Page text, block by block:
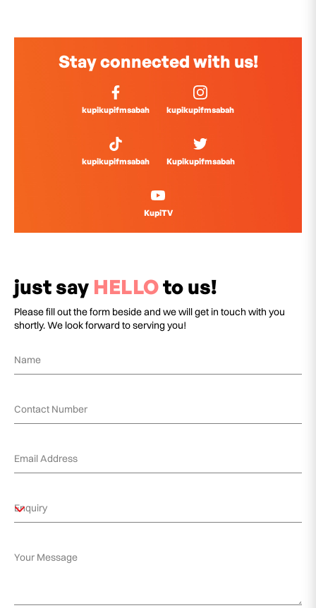
Stay connected with us!
kupikupifmsabah kupikupifmsabah
kupikupifmsabah Kupikupifmsabah
KupiTV
just say HELLOto us!
Please fill out the form beside and we will get in touch with you
shortly. We look forward to serving you!